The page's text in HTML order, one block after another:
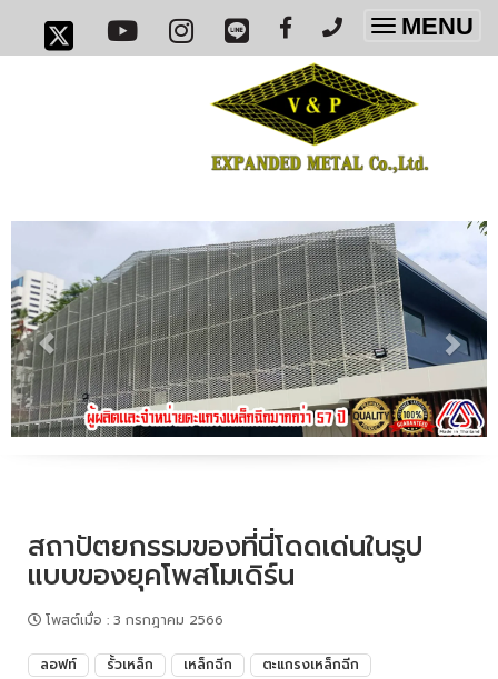
Toggle
MENU
สถาปัตยกรรมของที่นี่โดดเด่นในรูป
แบบของยุคโพสโมเดิร์น
โพสต์เมื่อ : 3 กรกฎาคม 2566
ลอฟท์ รั้วเหล็ก เหล็กฉีก ตะแกรงเหล็กฉีก